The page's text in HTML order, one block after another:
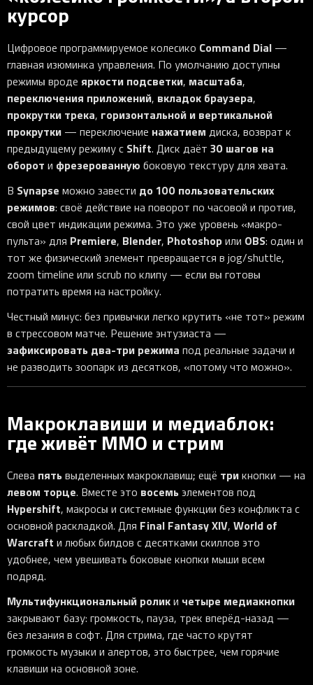
курсор
Цифровое программируемое колесико Command Dial —
главная изюминка управления. По умолчанию доступны
режимы вроде яркости подсветки, масштаба,
переключения приложений, вкладок браузера,
прокрутки трека, горизонтальной и вертикальной
прокрутки — переключение нажатием диска, возврат к
предыдущему режиму с Shift. Диск даёт 30 шагов на
оборот и фрезерованную боковую текстуру для хвата.
В Synapse можно завести до 100 пользовательских
режимов: своё действие на поворот по часовой и против,
свой цвет индикации режима. Это уже уровень «макро-
пульта» для Premiere, Blender, Photoshopили OBS: один и
тот же физический элемент превращается в jog/shuttle,
zoom timeline или scrub по клипу — если вы готовы
потратить время на настройку.
Честный минус: без привычки легко крутить «не тот» режим
в стрессовом матче. Решение энтузиаста —
зафиксировать два-три режима под реальные задачи и
не разводить зоопарк из десятков, «потому что можно».
Макроклавиши и медиаблок:
где живёт MMO и стрим
Слева пятьвыделенных макроклавиш; ещё трикнопки — на
левом торце. Вместе это восемьэлементов под
Hypershift, макросы и системные функции без конфликта с
основной раскладкой. Для Final Fantasy XIV, World of
Warcraft и любых билдов с десятками скиллов это
удобнее, чем увешивать боковые кнопки мыши всем
подряд.
Мультифункциональный ролики четыре медиакнопки
закрывают базу: громкость, пауза, трек вперёд-назад —
без лезания в софт. Для стрима, где часто крутят
громкость музыки и алертов, это быстрее, чем горячие
клавиши на основной зоне.